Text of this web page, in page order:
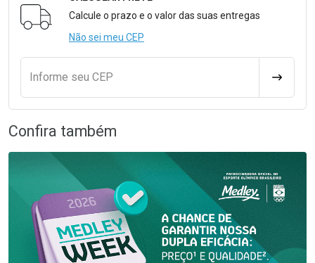
Calcule o prazo e o valor das suas entregas
Não sei meu CEP
Informe seu CEP
Confira também